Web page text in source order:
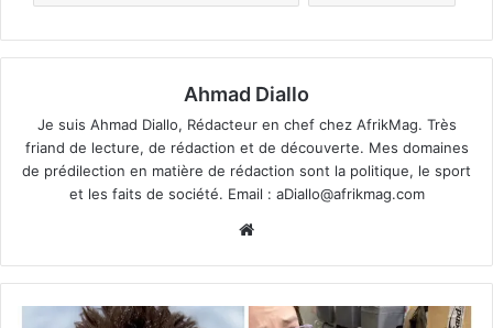
Ahmad Diallo
Je suis Ahmad Diallo, Rédacteur en chef chez AfrikMag. Très
friand de lecture, de rédaction et de découverte. Mes domaines
de prédilection en matière de rédaction sont la politique, le sport
et les faits de société. Email : aDiallo@afrikmag.com